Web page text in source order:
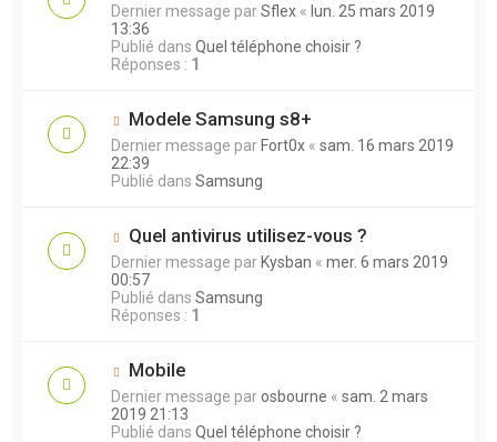
Dernier message parSflex « lun. 25 mars 2019
13:36
Publié dans Quel téléphone choisir ?
Réponses : 1
Modele Samsung s8+
Dernier message par Fort0x « sam. 16 mars 2019
22:39
Publié dans Samsung
Quel antivirus utilisez-vous ?
Dernier message par Kysban « mer. 6 mars 2019
00:57
Publié dans Samsung
Réponses : 1
Mobile
Dernier message parosbourne « sam. 2 mars
2019 21:13
Publié dans Quel téléphone choisir ?